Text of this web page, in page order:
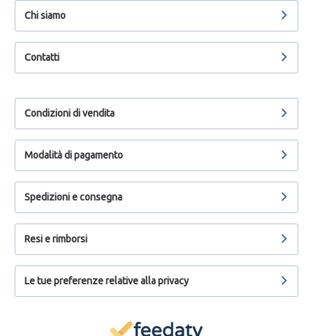
Chi siamo
Contatti
Condizioni di vendita
Modalità di pagamento
Spedizioni e consegna
Resi e rimborsi
Le tue preferenze relative alla privacy